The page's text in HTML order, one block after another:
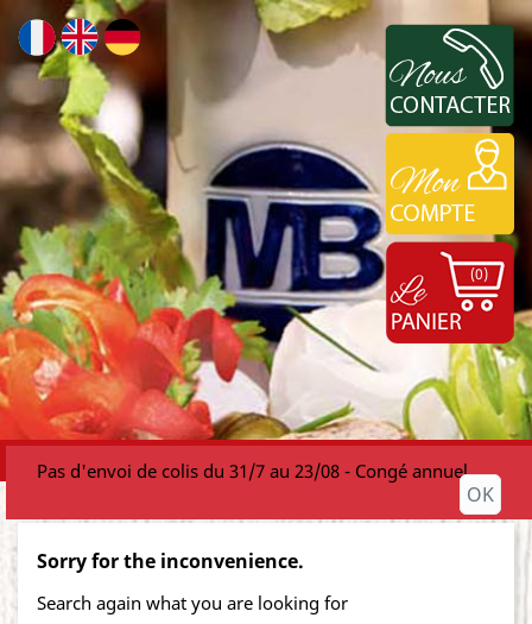
(0)
 MENU
Pas d'envoi de colis du 31/7 au 23/08 - Congé annuel
OK
Sorry for the inconvenience.
Search again what you are looking for